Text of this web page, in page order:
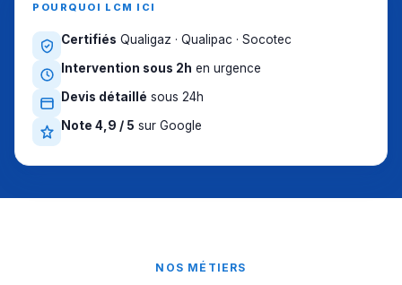
POURQUOI LCM ICI
Certifiés Qualigaz · Qualipac · Socotec
Intervention sous 2h en urgence
Devis détaillé sous 24h
Note 4,9 / 5 sur Google
NOS MÉTIERS